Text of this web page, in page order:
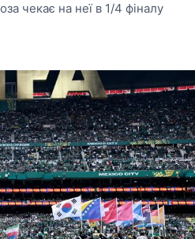
чекає на неї в 1/4 фіналу